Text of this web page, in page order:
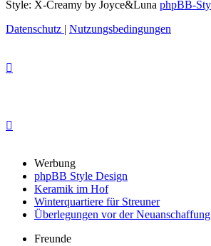
Style: X-Creamy by Joyce&Luna phpBB-
Datenschutz | Nutzungsbedingungen
Werbung
phpBB Style Design
Keramik im Hof
Winterquartiere für Streuner
Überlegungen vor der Neuanschaffung
Freunde